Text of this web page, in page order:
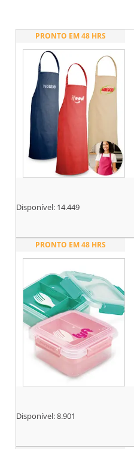
PRONTO EM 48 HRS
Disponível: 14.449
PRONTO EM 48 HRS
Disponível:8.901